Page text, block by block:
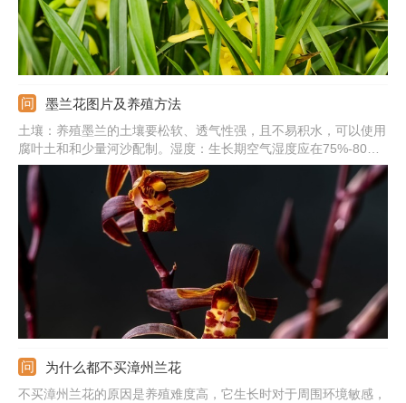
墨兰花图片及养殖方法
土壤：养殖墨兰的土壤要松软、透气性强，且不易积水，可以使用
腐叶土和和少量河沙配制。湿度：生长期空气湿度应在75%-80%
之间，冬季湿度应在50%左右，土壤要保持湿润状，不能有积水。
阳光：它喜欢散光，夏季一定要进行遮光，避免强光晒伤，冬季则
要放到阳光直射的位置。
为什么都不买漳州兰花
不买漳州兰花的原因是养殖难度高，它生长时对于周围环境敏感，